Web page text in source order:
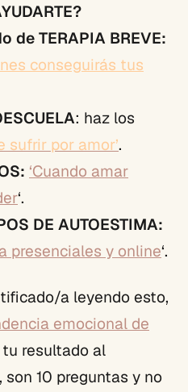
de TERAPIA BREVE:
conseguirás tus
: haz los
sufrir por amor’.
‘Cuando amar
‘.
DE AUTOESTIMA:
presenciales y online‘.
a leyendo esto,
emocional de
resultado al
10 preguntas y no